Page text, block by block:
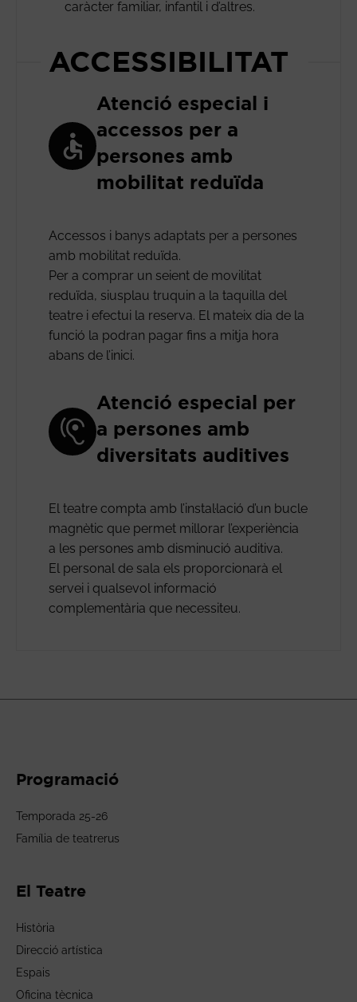
caràcter familiar, infantil i d’altres.
ACCESSIBILITAT
Atenció especial i
accessos per a
persones amb
mobilitat reduïda
Accessos i banys adaptats per a persones
amb mobilitat reduïda.
Per a comprar un seient de movilitat
reduïda, siusplau truquin a la taquilla del
teatre i efectui la reserva. El mateix dia de la
funció la podran pagar fins a mitja hora
abans de l’inici.
Atenció especial per
a persones amb
diversitats auditives
El teatre compta amb l’instal·lació d’un bucle
magnètic que permet millorar l’experiència
a les persones amb disminució auditiva.
El personal de sala els proporcionarà el
servei i qualsevol informació
complementària que necessiteu.
Programació
Temporada 25-26
Família de teatrerus
El Teatre
Història
Direcció artística
Espais
Oficina tècnica